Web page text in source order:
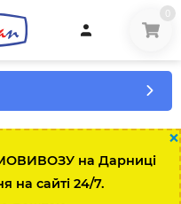
0
×
на Дарниці
на сайті 24/7.